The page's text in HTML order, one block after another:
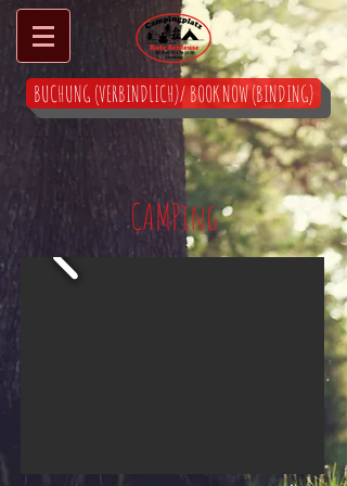
BUCHUNG (VERBINDLICH)/ BOOK NOW (BINDING)
CAMPing